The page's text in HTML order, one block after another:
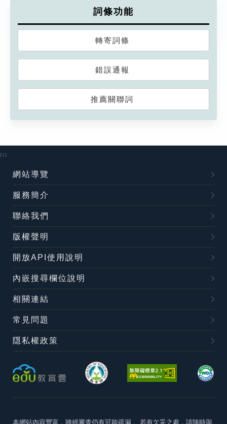
詞條功能
轉寄詞條
錯誤通報
推薦關聯詞
:::
網站導覽
服務簡介
聯絡我們
版權聲明
開放API使用說明
內嵌搜尋欄位說明
相關連結
常見問題
隱私權政策
本網站內容豐富，雖經審查仍有可能疏漏， 若有欠妥之處，請隨時與